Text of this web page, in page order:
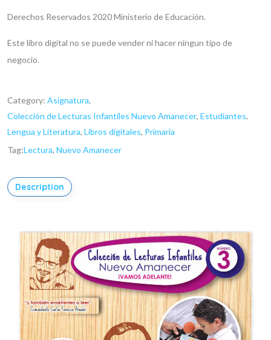
Derechos Reservados 2020 Ministerio de Educación.
Este libro digital no se puede vender ni hacer ningun tipo de
negocio.
Category: Asignatura,
Colección de Lecturas Infantiles Nuevo Amanecer, Estudiantes,
Lengua y Literatura, Libros digitales, Primaria
Tag:Lectura, Nuevo Amanecer
Description